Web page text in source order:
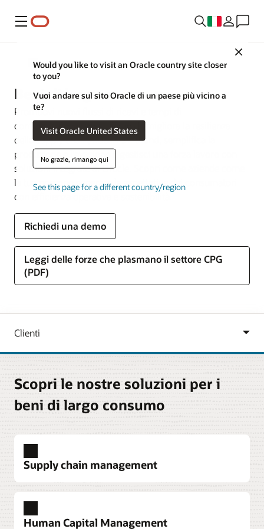
Menu
Close
Would you like to visit an Oracle country site closer
to you?
Vuoi andare sul sito Oracle di un paese più vicino a
te?
Visit Oracle United States
No grazie, rimango qui
See this page for a different country/region
Settori
Beni di largo consumo
Promuovi nuovi flussi di ricavi e tempi di
commercializzazione più rapidi, migliora la resilienza
della supply chain, fidelizza il brand, semplifica la
produzione e l'evasione e gestisci una forza lavoro con
soluzioni integrate di Oracle. Scopri come aziende come
la tua possono superare le aspettative dei consumatori
con efficienza operativa e sostenibilità.
Richiedi una demo
Leggi delle forze che plasmano il settore CPG
(PDF)
Scopri le nostre soluzioni per i
beni di largo consumo
Supply chain management
Procurement
Automatizza i processi aziendali, permetti un
Human Capital Management